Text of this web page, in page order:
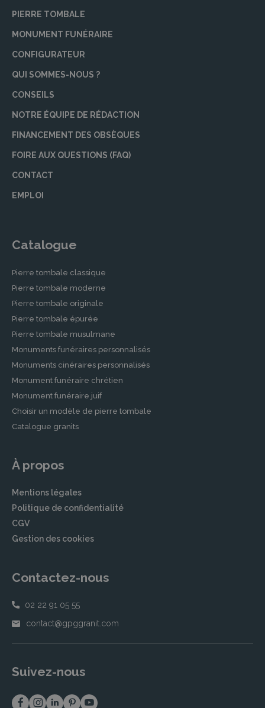
PIERRE TOMBALE
MONUMENT FUNÉRAIRE
CONFIGURATEUR
QUI SOMMES-NOUS ?
CONSEILS
NOTRE ÉQUIPE DE RÉDACTION
FINANCEMENT DES OBSÈQUES
FOIRE AUX QUESTIONS (FAQ)
CONTACT
EMPLOI
Catalogue
Pierre tombale classique
Pierre tombale moderne
Pierre tombale originale
Pierre tombale épurée
Pierre tombale musulmane
Monuments funéraires personnalisés
Monuments cinéraires personnalisés
Monument funéraire chrétien
Monument funéraire juif
Choisir un modèle de pierre tombale
Catalogue granits
À propos
Mentions légales
Politique de confidentialité
CGV
Gestion des cookies
Contactez-nous
02 22 91 05 55
contact@gpggranit.com
Suivez-nous